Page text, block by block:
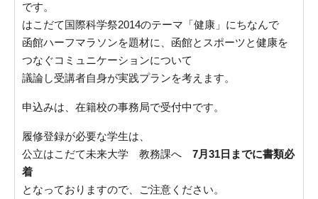
です。
はこだて国際科学祭2014のテーマ「健康」にちなんで
函館ハーフマラソンを題材に、函館とスポーツと健康を
つなぐコミュニケーションについて
議論し受講者自身が実践プランを考えます。
申込みは、在籍校の事務局で受付中です。
履修登録が必要な学生は、
公立はこだて未来大学 教務課へ 7月31日までに書類必
着
となっておりますので、ご注意ください。